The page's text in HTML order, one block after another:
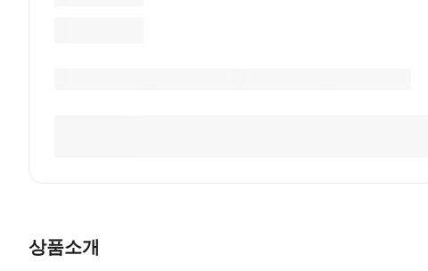
상품소개